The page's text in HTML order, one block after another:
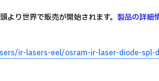
り世界で販売が開始されます。 製品の詳細
ir-lasers-eel/osram-ir-laser-diode-spl-